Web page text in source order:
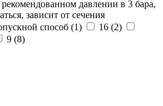
давлении в 3 бара,
зависит от сечения
способ (1) 16 (2)
9 (8)